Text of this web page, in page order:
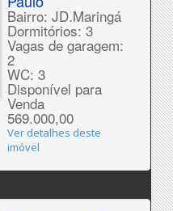
Bairro: JD.Maringá
Dormitórios: 3
Vagas de garagem:
2
WC: 3
Disponível para
Venda
569.000,00
Ver detalhes deste
imóvel